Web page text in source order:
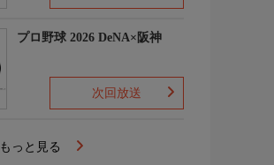
プロ野球 2026 DeNA×阪神
次回放送
もっと見る